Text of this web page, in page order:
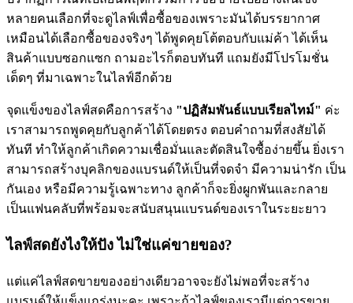
หลายคนเลือกที่จะดูไลฟ์เพื่อซื้อของเพราะมันได้บรรยากาศ
เหมือนได้เลือกซื้อของจริงๆ ได้พูดคุยโต้ตอบกับแม่ค้า ได้เห็น
สินค้าแบบซอกแซก ถามอะไรก็ตอบทันที แถมยังมีโปรโมชั่น
เด็ดๆ ที่มาเฉพาะในไลฟ์อีกด้วย
จุดแข็งของไลฟ์สดคือการสร้าง "ปฏิสัมพันธ์แบบเรียลไทม์" ค่ะ
เราสามารถพูดคุยกับลูกค้าได้โดยตรง ตอบคำถามที่สงสัยได้
ทันที ทำให้ลูกค้าเกิดความเชื่อมั่นและตัดสินใจซื้อง่ายขึ้น ยิ่งเรา
สามารถสร้างบุคลิกของแบรนด์ให้เป็นที่จดจำ มีความน่ารัก เป็น
กันเอง หรือมีความรู้เฉพาะทาง ลูกค้าก็จะยิ่งผูกพันและกลาย
เป็นแฟนคลับที่พร้อมจะสนับสนุนแบรนด์ของเราในระยะยาว
ไลฟ์สดยังไงให้ปัง ไม่ใช่แค่ขายของ?
แต่แค่ไลฟ์สดขายของอย่างเดียวอาจจะยังไม่พอที่จะสร้าง